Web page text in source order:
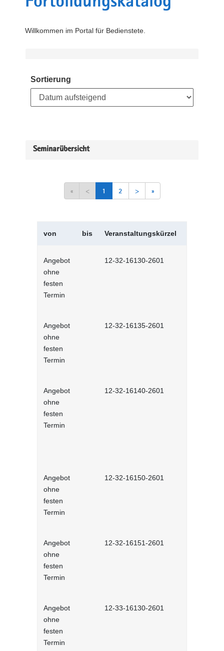
Willkommen im Portal für Bedienstete.
Sortierung
Seminarübersicht
« < 1 2 > »
von bis Veranstaltungskürzel
Angebot
ohne
festen
Termin
12-32-16130-2601
Angebot
ohne
festen
Termin
12-32-16135-2601
Angebot
ohne
festen
Termin
12-32-16140-2601
Angebot
ohne
festen
Termin
12-32-16150-2601
Angebot
ohne
festen
Termin
12-32-16151-2601
Angebot
ohne
festen
Termin
12-33-16130-2601